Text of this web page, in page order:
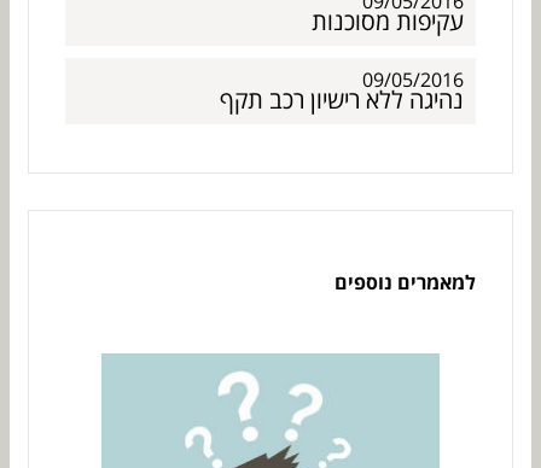
עקיפות מסוכנות
09/05/2016
נהיגה ללא רישיון רכב תקף
למאמרים נוספים